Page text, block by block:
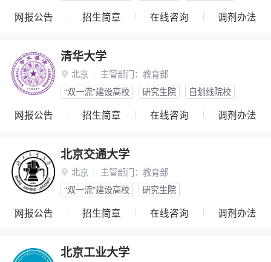
网报公告 招生简章 在线咨询 调剂办法
清华大学
 北京 主管部门： 教育部
“双一流”建设高校
研究生院 自划线院校
网报公告 招生简章 在线咨询 调剂办法
北京交通大学
 北京 主管部门： 教育部
“双一流”建设高校
研究生院
网报公告 招生简章 在线咨询 调剂办法
北京工业大学